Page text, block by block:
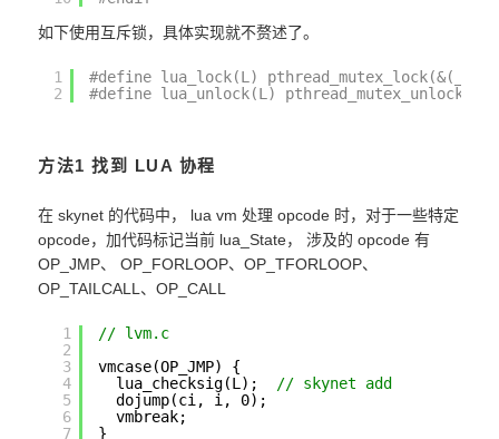
如下使用互斥锁，具体实现就不赘述了。
1
2
#define lua_lock(L)
#define lua_unlock(L)
方法1 找到 LUA 协程
在 skynet 的代码中， lua vm 处理 opcode 时，对于一些特定
opcode，加代码标记当前 lua_State， 涉及的 opcode 有
OP_JMP、 OP_FORLOOP、OP_TFORLOOP、
OP_TAILCALL、OP_CALL
1
2
3
4
5
6
7
// lvm.c
vmcase(OP_JMP) {
lua_checksig(L); // skynet add
dojump(ci, i, 0);
vmbreak;
}